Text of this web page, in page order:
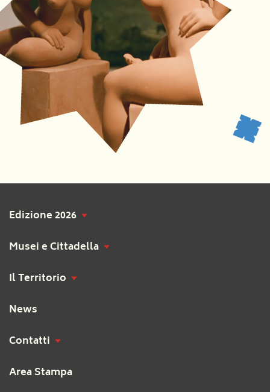
Edizione 2026
Musei e Cittadella
Il Territorio
News
Contatti
Area Stampa